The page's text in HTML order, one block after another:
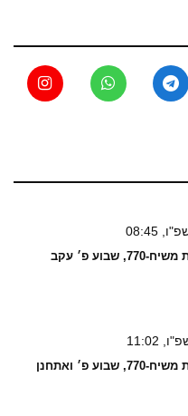
שבוע פ׳ עקב
פ׳ ואתחנן